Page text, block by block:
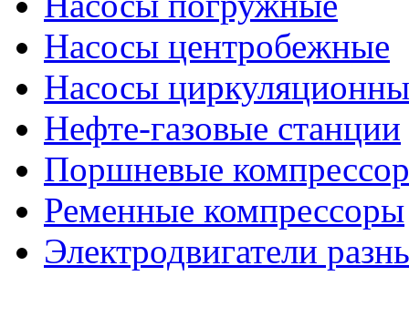
Насосы центробежные
Насосы
Нефте-газовые станции
Поршневые
Ременные компрессоры
Электродвигатели